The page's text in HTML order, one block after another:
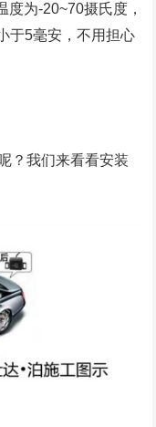
为-20~70摄氏度，
于5毫安，不用担心
？我们来看看安装